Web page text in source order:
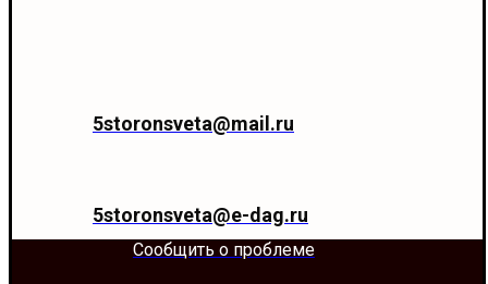
5storonsveta@mail.ru
5storonsveta@e-dag.ru
Сообщить о проблеме